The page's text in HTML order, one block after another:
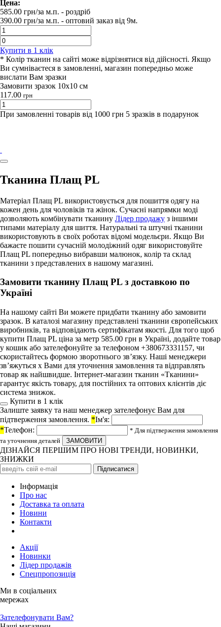
Цена:
585.00 грн/за м.п. - роздрiб
390.00 грн/за м.п. - оптовий заказ вiд 9м.
Купити в 1 клiк
* Колір тканин на сайті може відрізнятися від дійсності. Якщо
Ви сумніваєтеся в замовленні, магазин попередньо може
вислати Вам зразки
Замовити зразок 10х10 см
117.00 грн
При замовленні товарів від 1000 грн 5 зразків в подарунок
Тканина Плащ PL
Матеріал Плащ PL використовується для пошиття одягу на
кожен день для чоловіків та жінок. Сучасні напрямки моді
дозволяють комбінувати тканину Лідер продажу з іншими
типами матеріалу для шиття. Натуральні та штучні тканини
використовують в своїх роботах відомі модельєри. Якщо Ви
бажаєте пошити сучасній молодіжний одяг використовуйте
Плащ PL попередньо вибравши малюнок, колір та склад
тканини з представлених в нашому магазині.
Замовити тканину Плащ PL з доставкою по
Україні
На нашому сайті Ви можете придбати тканину або замовити
зразок. В каталозі магазину представлені тканини європейських
виробників, та відповідають сертифікатам якості. Для того щоб
купити Плащ PL ціна за метр 585.00 грн в Україні, додайте товар
у кошик або зателефонуйте за телефоном +380673331157, чи
скористайтесь формою зворотнього зв’язку. Наші менеджери
зв’яжуться х Вами для уточнення замовлення та відправлять
товар як найшвидше. Інтернет-магазин тканин «Тканини»
гарантує якість товару, для постійних та оптових клієнтів діє
система знижок.
Купити в 1 клiк
Залиште заявку та наш менеджер зателефонує Вам для
підтверження замовлення. *Ім'я:
*Телефон:
* Для підтверження замовлення
та уточнення деталей
ДІЗНАЙСЯ ПЕРШИМ ПРО НОВІ ТРЕНДИ, НОВИНКИ,
ЗНИЖКИ
Iнформація
Про нас
Доставка та оплата
Новини
Контакти
Акції
Новинки
Лідер продажів
Спецпропозиція
Ми в соціальних
мережах
Зателефонувати Вам?